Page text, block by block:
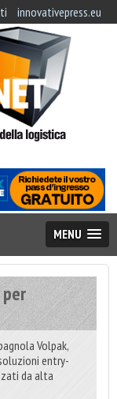
innovativepress.eu
MENU
Volpak,
entry-
da alta